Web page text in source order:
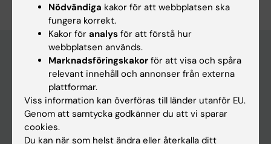
Huvudmeny
Utbildning
Forskarutbildning
Forskning
Nödvändiga kakor för att webbplatsen ska
fungera korrekt.
Kakor för analys för att förstå hur
webbplatsen används.
Marknadsföringskakor för att visa och spåra
relevant innehåll och annonser från externa
plattformar.
Viss information kan överföras till länder utanför EU.
Genom att samtycka godkänner du att vi sparar
cookies.
Du kan när som helst ändra eller återkalla ditt